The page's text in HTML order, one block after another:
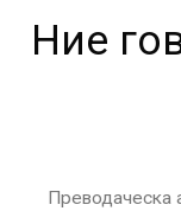
Ние
Преводаческа